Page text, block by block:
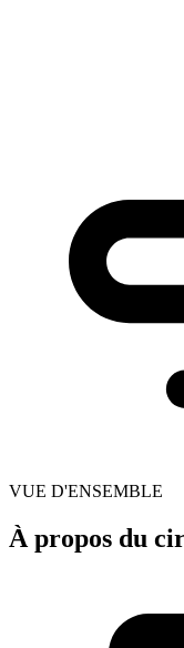
VUE D'ENSEMBLE
À propos du